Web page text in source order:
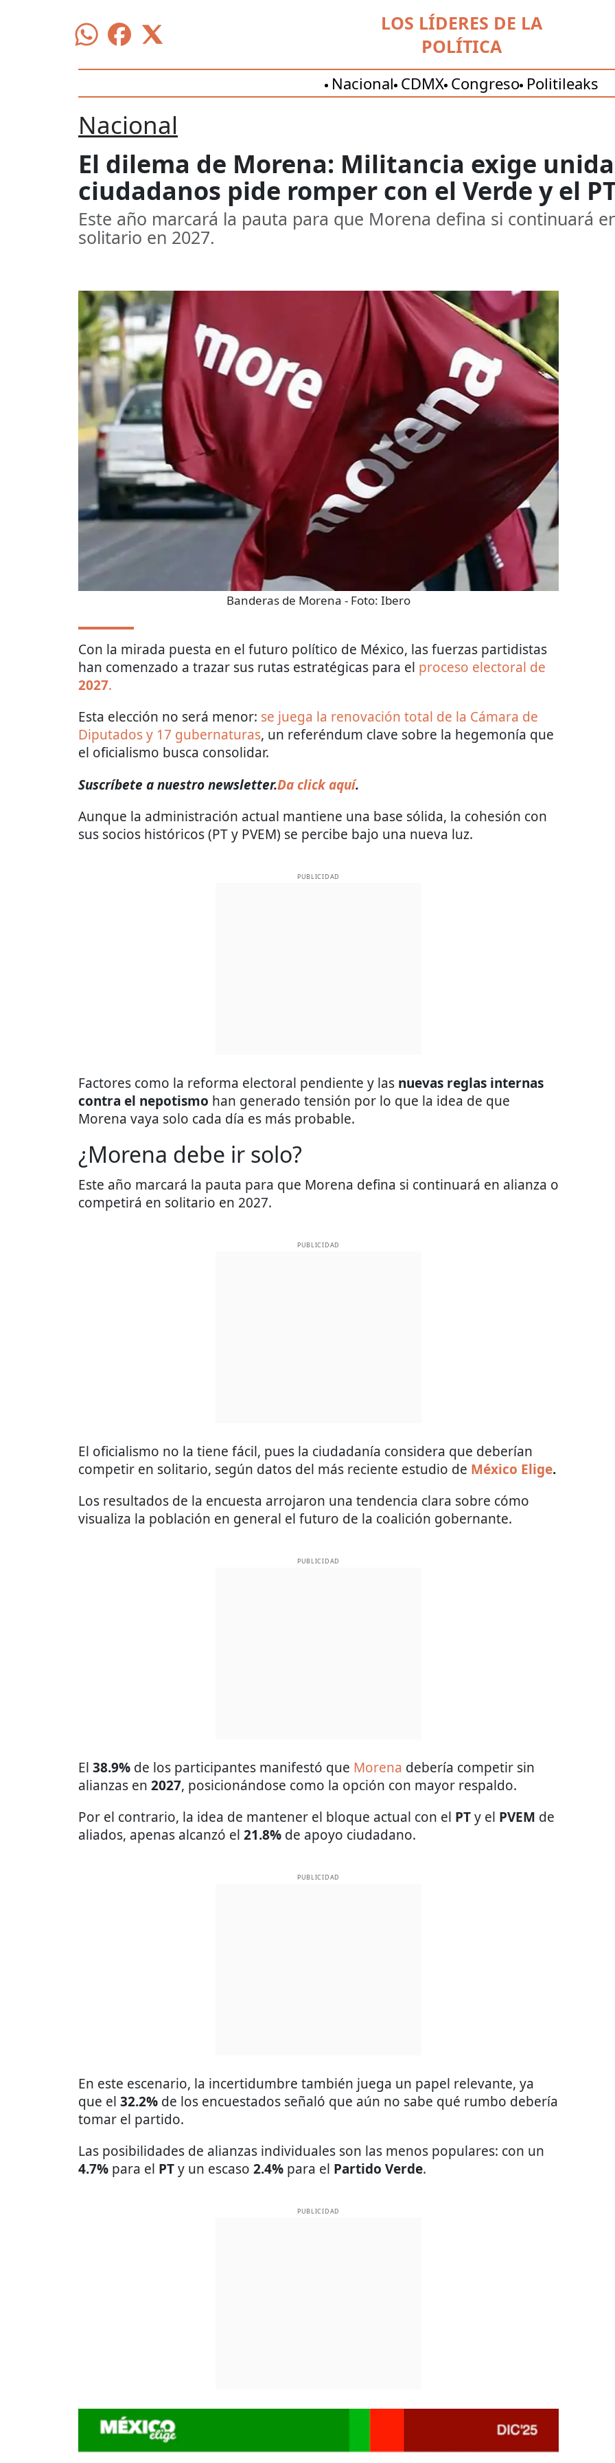
LOS LÍDERES DE LA
POLÍTICA
Nacional CDMX Congreso Politileaks
Nacional
El dilema de Morena: Militancia exige
ciudadanos pide romper con el Verde y el
Este año marcará la pauta para que Morena defina si continuará
solitario en 2027.
Banderas de Morena - Foto: Ibero
Con la mirada puesta en el futuro político de México, las fuerzas partidistas
han comenzado a trazar sus rutas estratégicas para el proceso electoral de
2027.
Esta elección no será menor: se juega la renovación total de la Cámara de
Diputados y 17 gubernaturas, un referéndum clave sobre la hegemonía que
el oficialismo busca consolidar.
Suscríbete a nuestro newsletter.Da click aquí.
Aunque la administración actual mantiene una base sólida, la cohesión con
sus socios históricos (PT y PVEM) se percibe bajo una nueva luz.
PUBLICIDAD
Factores como la reforma electoral pendiente y las nuevas reglas internas
contra el nepotismo han generado tensión por lo que la idea de que
Morena vaya solo cada día es más probable.
¿Morena debe ir solo?
Este año marcará la pauta para que Morena defina si continuará en alianza o
competirá en solitario en 2027.
PUBLICIDAD
El oficialismo no la tiene fácil, pues la ciudadanía considera que deberían
competir en solitario, según datos del más reciente estudio de México Elige.
Los resultados de la encuesta arrojaron una tendencia clara sobre cómo
visualiza la población en general el futuro de la coalición gobernante.
PUBLICIDAD
El 38.9% de los participantes manifestó que Morena debería competir sin
alianzas en 2027, posicionándose como la opción con mayor respaldo.
Por el contrario, la idea de mantener el bloque actual con el PTy el PVEM de
aliados, apenas alcanzó el 21.8% de apoyo ciudadano.
PUBLICIDAD
En este escenario, la incertidumbre también juega un papel relevante, ya
que el 32.2% de los encuestados señaló que aún no sabe qué rumbo debería
tomar el partido.
Las posibilidades de alianzas individuales son las menos populares: con un
4.7% para el PTy un escaso 2.4% para el Partido Verde.
PUBLICIDAD